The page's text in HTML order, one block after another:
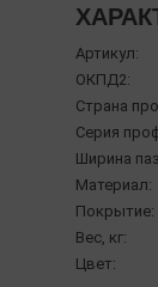
Артикул:
ОКПД2:
Страна
Серия
Ширина
Материал:
Покрытие:
Вес, кг:
Цвет: